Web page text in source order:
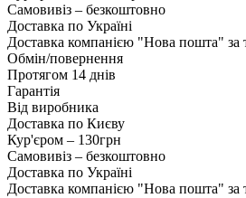
Самовивіз – безкоштовно
Доставка по Україні
Доставка компанією "Нова пошта" за
Обмін/повернення
Протягом 14 днів
Гарантія
Від виробника
Доставка по Києву
Кур'єром – 130грн
Самовивіз – безкоштовно
Доставка по Україні
Доставка компанією "Нова пошта" за